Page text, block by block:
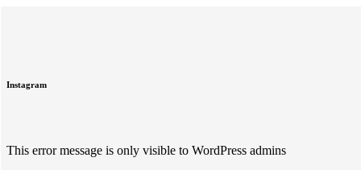
Instagram
This error message is only visible to WordPress admins